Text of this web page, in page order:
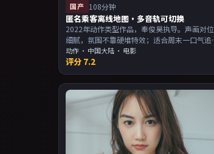
国产 108分钟
匿名乘客离线地图·多音轨可切换
2022年动作类型作品，奉俊昊执导。声画对位
细腻，氛围不靠硬堆特效；适合周末一口气追
完。主演以演技派为主，适合喜欢强叙事与人
物关系的观众加入片单。
动作 · 中国大陆 · 电影
评分 7.2